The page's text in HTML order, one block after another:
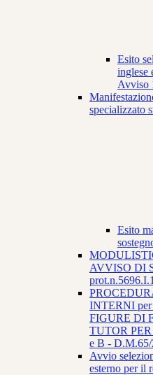
Esito
inglese
Avviso
specializzato
Esito
AVVISO DI
INTERNI
FIGURE DI
TUTOR
e B -
Avvio
esterno per il